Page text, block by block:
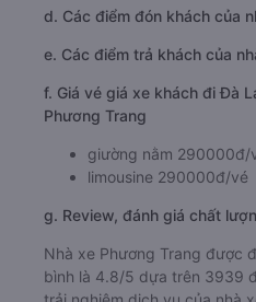
d. Các điểm đón khách của
e. Các điểm trả khách của
f. Giá vé giá xe khách đi Đà
Phương Trang
giường nằm 290000đ/
limousine 290000đ/vé
g. Review, đánh giá chất
Nhà xe Phương Trang được
bình là 4.8/5 dựa trên 3939